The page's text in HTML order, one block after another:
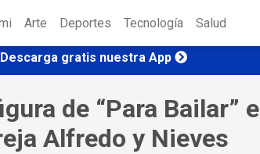
Arte Deportes Tecnología Salud
Descarga gratis nuestra App
de “Para Bailar” e
Alfredo y Nieves